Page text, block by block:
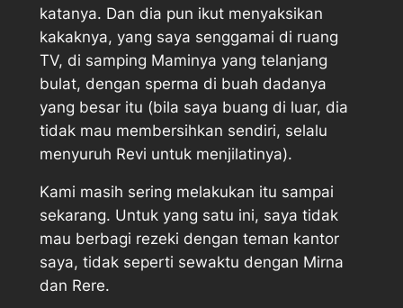
katanya. Dan dia pun ikut menyaksikan
kakaknya, yang saya senggamai di ruang
TV, di samping Maminya yang telanjang
bulat, dengan sperma di buah dadanya
yang besar itu (bila saya buang di luar, dia
tidak mau membersihkan sendiri, selalu
menyuruh Revi untuk menjilatinya).
Kami masih sering melakukan itu sampai
sekarang. Untuk yang satu ini, saya tidak
mau berbagi rezeki dengan teman kantor
saya, tidak seperti sewaktu dengan Mirna
dan Rere.